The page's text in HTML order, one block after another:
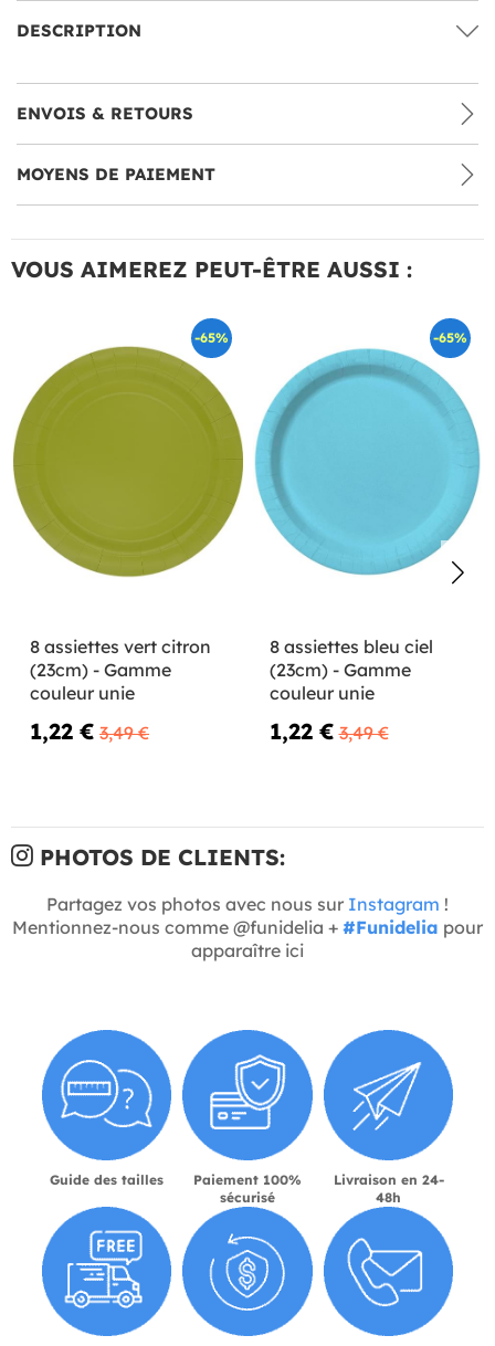
DESCRIPTION
ENVOIS & RETOURS
MOYENS DE PAIEMENT
VOUS AIMEREZ PEUT-ÊTRE AUSSI :
-65%
8 assiettes vert citron
(23cm) - Gamme
couleur unie
1,22 € 3,49 €
-65%
8 assiettes bleu ciel
(23cm) - Gamme
couleur unie
1,22 € 3,49 €
PHOTOS DE CLIENTS:
Partagez vos photos avec nous sur Instagram !
Mentionnez-nous comme @funidelia + #Funidelia pour
apparaître ici
Guide des tailles
Paiement 100%
sécurisé
Livraison en 24-
48h